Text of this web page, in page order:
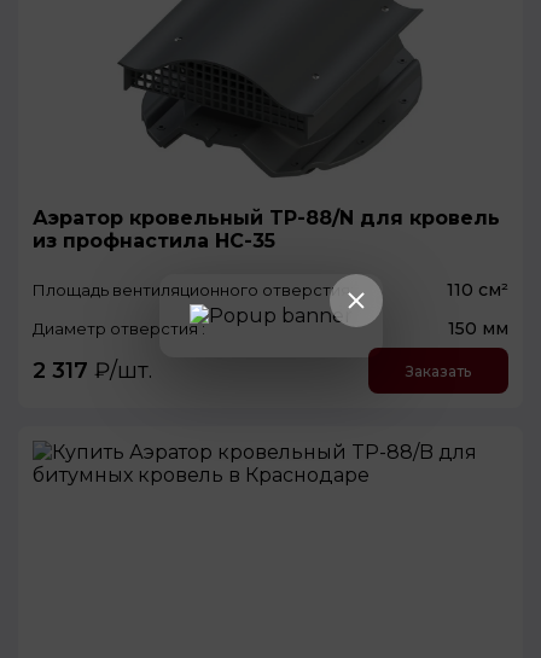
Аэратор кровельный TP-88/N для кровель
из профнастила НС-35
Площадь вентиляционного отверстия: 110 см²
Диаметр отверстия : 150 мм
2 317 ₽/шт. Заказать